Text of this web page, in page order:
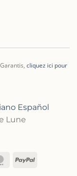
, cliquez ici pour
Español
Lune
MasterCard
PayPal